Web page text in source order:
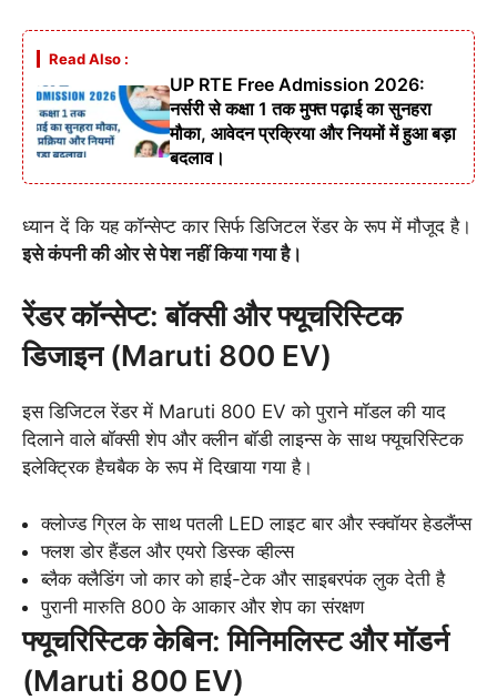
Read Also :
UP RTE Free Admission 2026:
नर्सरी से कक्षा 1 तक मुफ्त पढ़ाई का सुनहरा
मौका, आवेदन प्रक्रिया और नियमों में हुआ बड़ा
बदलाव।
ध्यान दें कि यह कॉन्सेप्ट कार सिर्फ डिजिटल रेंडर के रूप में मौजूद है।
इसे कंपनी की ओर से पेश नहीं किया गया है।
रेंडर कॉन्सेप्ट: बॉक्सी और फ्यूचरिस्टिक
डिजाइन (Maruti 800 EV)
इस डिजिटल रेंडर में Maruti 800 EV को पुराने मॉडल की याद
दिलाने वाले बॉक्सी शेप और क्लीन बॉडी लाइन्स के साथ फ्यूचरिस्टिक
इलेक्ट्रिक हैचबैक के रूप में दिखाया गया है।
क्लोज्ड ग्रिल के साथ पतली LED लाइट बार और स्क्वॉयर हेडलैंप्स
फ्लश डोर हैंडल और एयरो डिस्क व्हील्स
ब्लैक क्लैडिंग जो कार को हाई-टेक और साइबरपंक लुक देती है
पुरानी मारुति 800 के आकार और शेप का संरक्षण
फ्यूचरिस्टिक केबिन: मिनिमलिस्ट और मॉडर्न
(Maruti 800 EV)